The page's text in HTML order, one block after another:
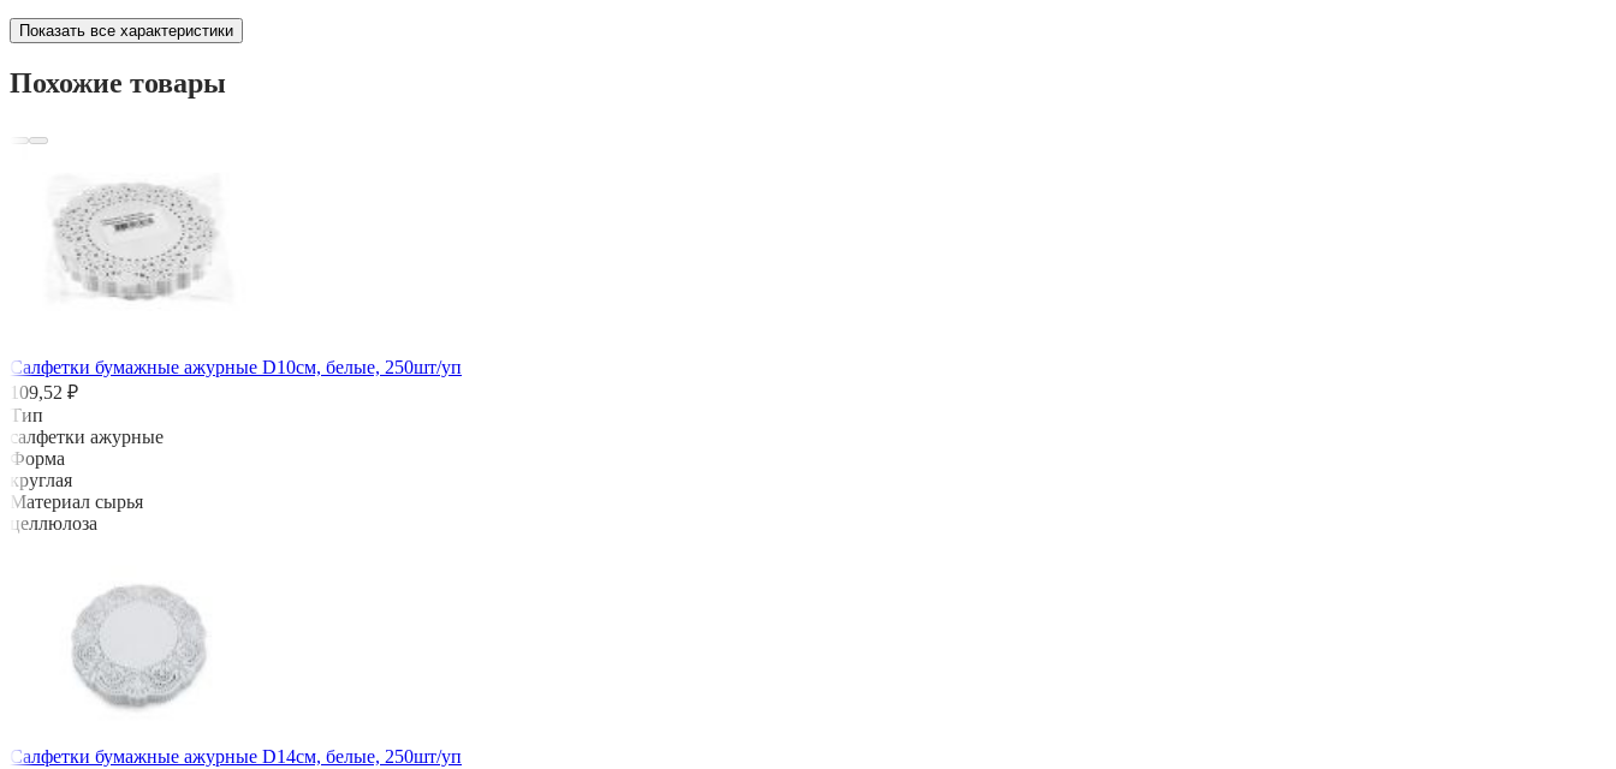
Показать все характеристики
Похожие товары
Салфетки бумажные ажурные D10см, белые, 250шт/уп
109,52 ₽
Тип
салфетки ажурные
Форма
круглая
Материал сырья
целлюлоза
Салфетки бумажные ажурные D14см, белые, 250шт/уп